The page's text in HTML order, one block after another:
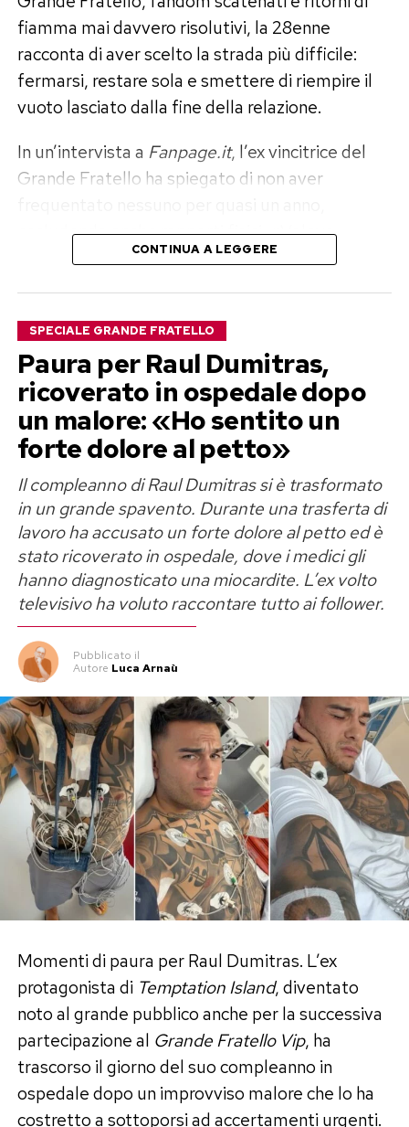
fiamma mai davvero risolutivi, la 28enne
racconta di aver scelto la strada più difficile:
fermarsi, restare sola e smettere di riempire il
vuoto lasciato dalla fine della relazione.
In un’intervista a Fanpage.it, l’ex vincitrice del
Grande Fratello ha spiegato di non aver
escludendo anche rapporti fisici. «Volevo
disintossicarmi del tutto ed elaborare il dolore»,
persona al centro della propria vita.
Perla Vatiero: «Con Mirko un amore
vero, ma diventato tossico»
Il rapporto tra Perla Vatiero e Mirko Brunetti
aveva conquistato il pubblico diTemptation
Islandnel 2023, trasformandosi poi in una delle
saghe sentimentali più seguite sui social. Cinque
anni di convivenza, una rottura davanti alle
telecamere, nuovi legami, il riavvicinamento
nella Casa del Grande Fratello e infine il
tentativo di ricominciare una volta terminato il
reality.
Oggi Perla non rinnega ciò che ha provato. «È la
risposta a un amore che è stato vero», ha
spiegato parlando dei “Perletti”, i sostenitori
che continuano a sperare in un ritorno di coppia.
Quell’amore, però, era diventato «tossico»
perché vissuto in una simbiosi totale che aveva
finito per compromettere il rapporto. I due
avrebbero provato a ricucire per circa due mesi
continuare avrebbe significato ripetere gli stessi
errori. Ora, assicura lei, tra loro non esiste alcun
contatto.
Un anno senza frequentazioni:
«Dovevo elaborare il dolore»
CONTINUA A LEGGERE
SPECIALE GRANDE FRATELLO
Paura per Raul Dumitras,
ricoverato in ospedale dopo
un malore: «Ho sentito un
forte dolore al petto»
Il compleanno di Raul Dumitras si è trasformato
in un grande spavento. Durante una trasferta di
lavoro ha accusato un forte dolore al petto ed è
stato ricoverato in ospedale, dove i medici gli
hanno diagnosticato una miocardite. L’ex volto
televisivo ha voluto raccontare tutto ai follower.
Pubblicato il
Autore Luca Arnaù
Momenti di paura per Raul Dumitras. L’ex
protagonista di Temptation Island, diventato
noto al grande pubblico anche per la successiva
partecipazione al Grande Fratello Vip, ha
trascorso il giorno del suo compleanno in
ospedale dopo un improvviso malore che lo ha
costretto a sottoporsi ad accertamenti urgenti.